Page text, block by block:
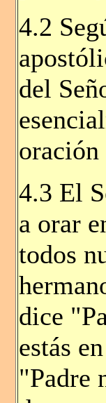
4.2
del
4.3 El
a orar
todos
dice
estás
"Padre